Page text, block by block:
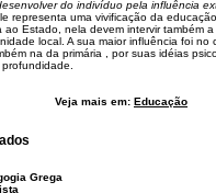
do indivíduo pela influência
representa uma vivificação da
ao Estado, nela devem intervir também
local. A sua maior influência foi no
na da primária , por suas idéias
Veja mais em: Educação
Grega